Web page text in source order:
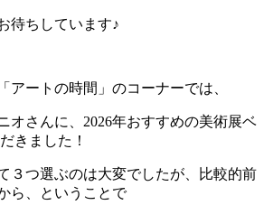
待ちしています♪
アートの時間」のコーナーでは、
さんに、2026年おすすめの美術展ベ
きました！
３つ選ぶのは大変でしたが、比較的前
ら、ということで